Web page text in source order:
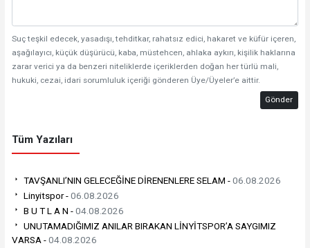
Suç teşkil edecek, yasadışı, tehditkar, rahatsız edici, hakaret ve küfür içeren,
aşağılayıcı, küçük düşürücü, kaba, müstehcen, ahlaka aykırı, kişilik haklarına
zarar verici ya da benzeri niteliklerde içeriklerden doğan her türlü mali,
hukuki, cezai, idari sorumluluk içeriği gönderen Üye/Üyeler’e aittir.
Gönder
Tüm Yazıları
TAVŞANLI’NIN GELECEĞİNE DİRENENLERE SELAM -06.08.2026
Linyitspor -06.08.2026
B U T L A N -04.08.2026
UNUTAMADIĞIMIZ ANILAR BIRAKAN LİNYİTSPOR’A SAYGIMIZ
VARSA -04.08.2026